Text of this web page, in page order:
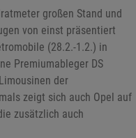
großen Stand und
von einst präsentiert
(28.2.-1.2.) in
Premiumableger DS
der
zeigt sich auch Opel auf
zusätzlich auch